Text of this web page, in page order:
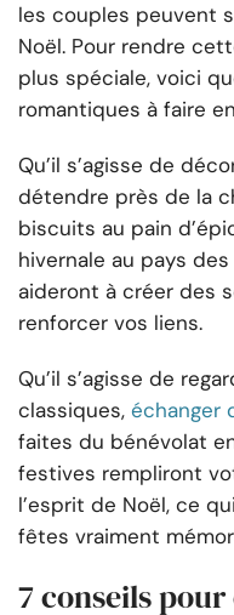
les couples peuvent
Noël. Pour rendre
plus spéciale, voici
romantiques à faire
Qu’il s’agisse de
détendre près de la
biscuits au pain
hivernale au pays
aideront à créer des
renforcer vos liens.
Qu’il s’agisse de
classiques, échanger
faites du bénévolat
festives rempliront
l’esprit de Noël, ce
fêtes vraiment
7 conseils